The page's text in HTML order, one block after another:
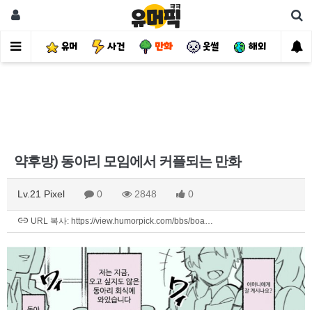
유머 사건 만화 웃썰 해외 핫
약후방) 동아리 모임에서 커플되는 만화
Lv.21 Pixel 0 2848 0
URL 복사: https://view.humorpick.com/bbs/boa…